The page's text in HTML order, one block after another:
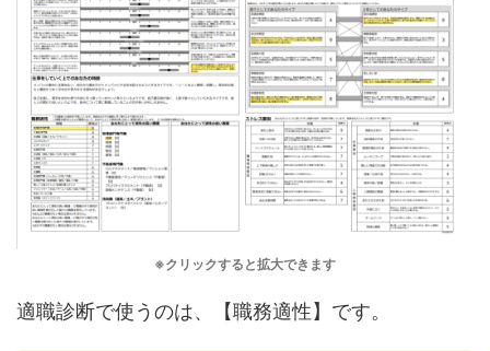
※クリックすると拡大できます
適職診断で使うのは、【職務適性】です。